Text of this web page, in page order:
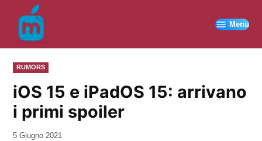
contenuto
Menu
PUBBLICATO
IN
RUMORS
iOS 15 e iPadOS 15: arrivano
i primi spoiler
da
5 Giugno 2021